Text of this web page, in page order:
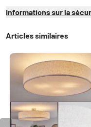
Informations sur la
Articles similaires